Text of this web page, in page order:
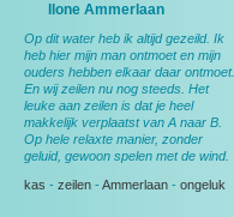
Ilone Ammerlaan
Op dit water heb ik altijd gezeild. Ik
heb hier mijn man ontmoet en mijn
ouders hebben elkaar daar ontmoet.
En wij zeilen nu nog steeds. Het
leuke aan zeilen is dat je heel
makkelijk verplaatst van A naar B.
Op hele relaxte manier, zonder
geluid, gewoon spelen met de wind.
kas - zeilen - Ammerlaan - ongeluk